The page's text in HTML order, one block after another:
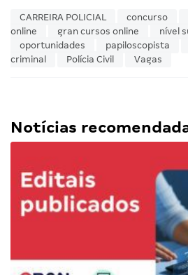
CARREIRA POLICIAL concurso
online
gran cursos online
nível
oportunidades
papiloscopista
criminal
Polícia Civil Vagas
Notícias